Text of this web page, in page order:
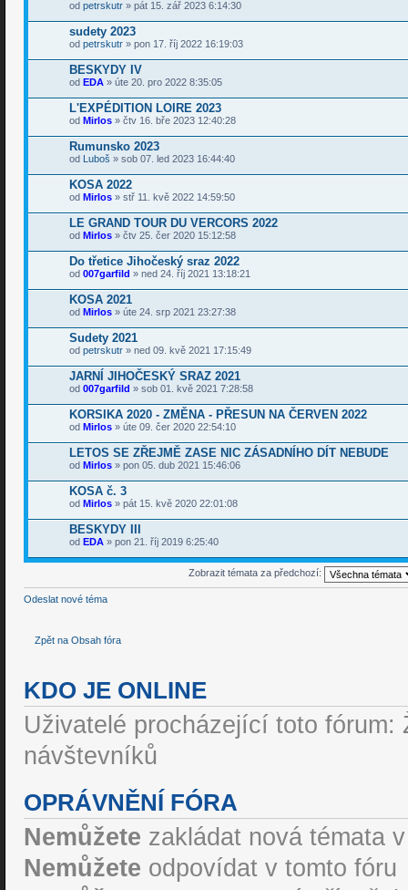
od petrskutr » pát 15. zář 2023 6:14:30
sudety 2023
od petrskutr » pon 17. říj 2022 16:19:03
BESKYDY IV
od EDA » úte 20. pro 2022 8:35:05
L'EXPÉDITION LOIRE 2023
od Mirlos » čtv 16. bře 2023 12:40:28
Rumunsko 2023
od Luboš » sob 07. led 2023 16:44:40
KOSA 2022
od Mirlos » stř 11. kvě 2022 14:59:50
LE GRAND TOUR DU VERCORS 2022
od Mirlos » čtv 25. čer 2020 15:12:58
Do třetice Jihočeský sraz 2022
od 007garfild » ned 24. říj 2021 13:18:21
KOSA 2021
od Mirlos » úte 24. srp 2021 23:27:38
Sudety 2021
od petrskutr » ned 09. kvě 2021 17:15:49
JARNÍ JIHOČESKÝ SRAZ 2021
od 007garfild » sob 01. kvě 2021 7:28:58
KORSIKA 2020 - ZMĚNA - PŘESUN NA ČERVEN 2022
od Mirlos » úte 09. čer 2020 22:54:10
LETOS SE ZŘEJMĚ ZASE NIC ZÁSADNÍHO DÍT NEBUDE
od Mirlos » pon 05. dub 2021 15:46:06
KOSA č. 3
od Mirlos » pát 15. kvě 2020 22:01:08
BESKYDY III
od EDA » pon 21. říj 2019 6:25:40
Zobrazit témata za předchozí:
Odeslat nové téma
Zpět na Obsah fóra
KDO JE ONLINE
Uživatelé procházející toto
návštevníků
OPRÁVNĚNÍ FÓRA
Nemůžete zakládat nová témata
Nemůžete odpovídat v tomto fóru